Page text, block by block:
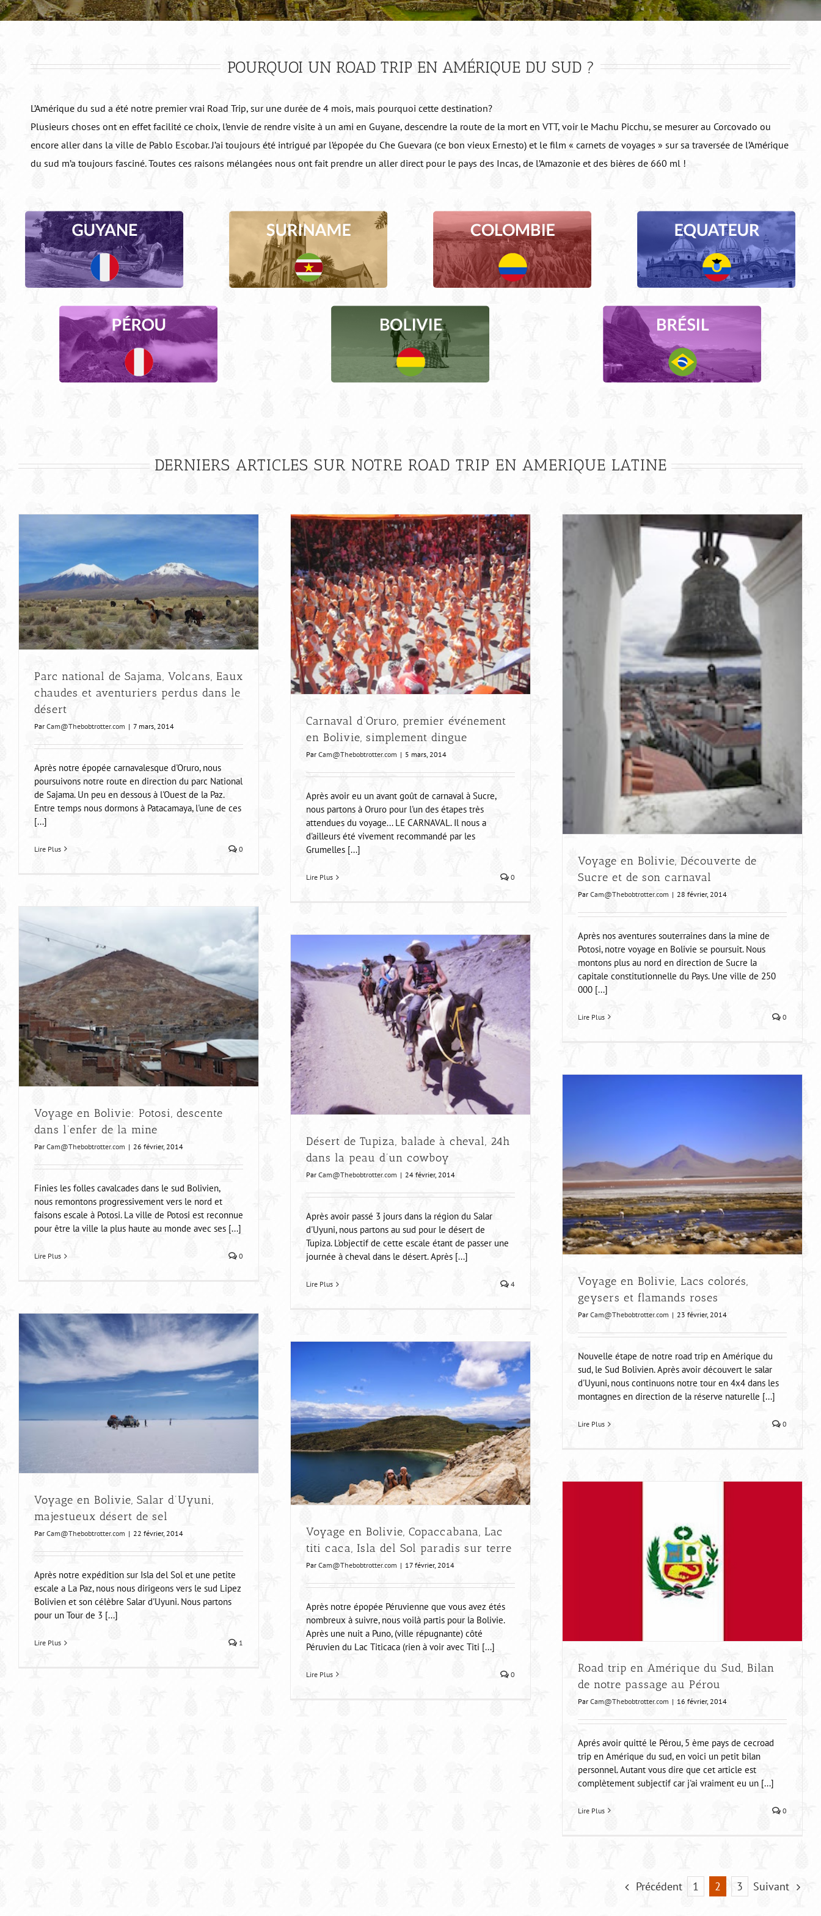
POURQUOI UN ROAD TRIP EN AMÉRIQUE DU SUD ?
L’Amérique du sud a été notre premier vrai Road Trip, sur une durée de 4 mois, mais pourquoi cette destination?
Plusieurs choses ont en effet facilité ce choix, l’envie de rendre visite à un ami en Guyane, descendre la route de la mort en VTT, voir le Machu Picchu, se mesurer au Corcovado ou
encore aller dans la ville de Pablo Escobar. J’ai toujours été intrigué par l’épopée du Che Guevara (ce bon vieux Ernesto) et le film « carnets de voyages » sur sa traversée de l’Amérique
du sud m’a toujours fasciné. Toutes ces raisons mélangées nous ont fait prendre un aller direct pour le pays des Incas, de l’Amazonie et des bières de 660 ml !
DERNIERS ARTICLES SUR NOTRE ROAD TRIP EN AMERIQUE LATINE
Parc national de Sajama, Volcans, Eaux
chaudes et aventuriers perdus dans le désert
Parc national de Sajama, Volcans, Eaux
chaudes et aventuriers perdus dans le
désert
Par Cam@Thebobtrotter.com | 7 mars, 2014
Après notre épopée carnavalesque d'Oruro, nous
poursuivons notre route en direction du parc National
de Sajama. Un peu en dessous à l'Ouest de la Paz.
Entre temps nous dormons à Patacamaya, l'une de ces
[...]
Lire Plus 0
Carnaval d’Oruro, premier événement en
Bolivie, simplement dingue
Carnaval d’Oruro, premier événement
en Bolivie, simplement dingue
Par Cam@Thebobtrotter.com | 5 mars, 2014
Après avoir eu un avant goût de carnaval à Sucre,
nous partons à Oruro pour l'un des étapes très
attendues du voyage... LE CARNAVAL. Il nous a
d'ailleurs été vivement recommandé par les
Grumelles [...]
Lire Plus 0
Voyage en Bolivie, Découverte de
Sucre et de son carnaval
Par Cam@Thebobtrotter.com | 28 février, 2014
Après nos aventures souterraines dans la mine de
Potosi, notre voyage en Bolivie se poursuit. Nous
montons plus au nord en direction de Sucre la
capitale constitutionnelle du Pays. Une ville de 250
000 [...]
Lire Plus 0
Voyage en Bolivie: Potosi, descente dans l’enfer
de la mine
Voyage en Bolivie: Potosi, descente
dans l’enfer de la mine
Par Cam@Thebobtrotter.com | 26 février, 2014
Finies les folles cavalcades dans le sud Bolivien,
nous remontons progressivement vers le nord et
faisons escale à Potosi. La ville de Potosi est reconnue
pour être la ville la plus haute au monde avec ses [...]
Lire Plus 0
Désert de Tupiza, balade à cheval, 24h dans la
Désert de Tupiza, balade à cheval, 24h
dans la peau d’un cowboy
Par Cam@Thebobtrotter.com | 24 février, 2014
Après avoir passé 3 jours dans la région du Salar
d'Uyuni, nous partons au sud pour le désert de
Tupiza. L'objectif de cette escale étant de passer une
journée à cheval dans le désert. Après [...]
Lire Plus 4
Voyage en Bolivie, Lacs colorés,
geysers et flamands roses
Par Cam@Thebobtrotter.com | 23 février, 2014
Nouvelle étape de notre road trip en Amérique du
sud, le Sud Bolivien. Après avoir découvert le salar
d'Uyuni, nous continuons notre tour en 4x4 dans les
montagnes en direction de la réserve naturelle [...]
Lire Plus 0
Voyage en Bolivie, Salar d’Uyuni, majestueux
désert de sel
Voyage en Bolivie, Salar d’Uyuni,
majestueux désert de sel
Par Cam@Thebobtrotter.com | 22 février, 2014
Après notre expédition sur Isla del Sol et une petite
escale a La Paz, nous nous dirigeons vers le sud Lipez
Bolivien et son célèbre Salar d'Uyuni. Nous partons
pour un Tour de 3 [...]
Lire Plus 1
Voyage en Bolivie, Copaccabana, Lac
titi caca, Isla del Sol paradis sur terre
Par Cam@Thebobtrotter.com | 17 février, 2014
Après notre épopée Péruvienne que vous avez étés
nombreux à suivre, nous voilà partis pour la Bolivie.
Après une nuit a Puno, (ville répugnante) côté
Péruvien du Lac Titicaca (rien à voir avec Titi [...]
Lire Plus 0
Road trip en Amérique du Sud, Bilan
de notre passage au Pérou
Par Cam@Thebobtrotter.com | 16 février, 2014
Aprés avoir quitté le Pérou, 5 ème pays de cecroad
trip en Amérique du sud, en voici un petit bilan
personnel. Autant vous dire que cet article est
complètement subjectif car j'ai vraiment eu un [...]
Lire Plus 0
Précédent 1 2 3 Suivant